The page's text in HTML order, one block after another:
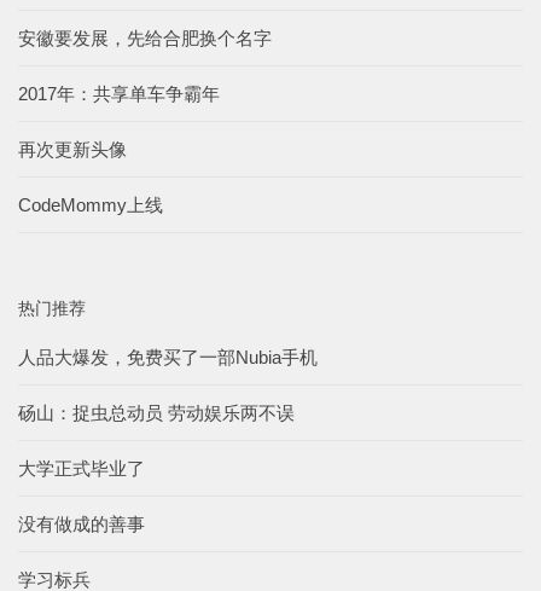
安徽要发展，先给合肥换个名字
2017年：共享单车争霸年
再次更新头像
CodeMommy上线
热门推荐
人品大爆发，免费买了一部Nubia手机
砀山：捉虫总动员 劳动娱乐两不误
大学正式毕业了
没有做成的善事
学习标兵